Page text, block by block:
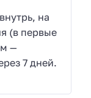
на
(в первые
—
7 дней.